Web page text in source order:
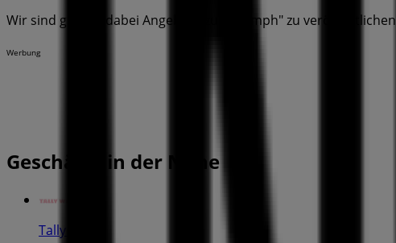
Wir sind gerade dabei Angebote zu "Triumph" zu veröffentlichen
Werbung
Geschäfte in der Nähe
Tally Weijl